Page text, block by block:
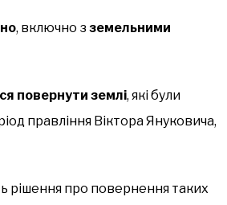
, включно з земельними
повернути землі, які були
правління Віктора Януковича,
рішення про повернення таких